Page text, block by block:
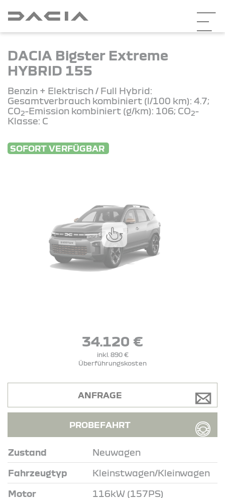
DACIA Bigster Extreme
HYBRID 155
Benzin + Elektrisch / Full Hybrid:
Gesamtverbrauch kombiniert (l/100 km): 4.7;
CO2-Emission kombiniert (g/km): 106; CO2-
Klasse: C
SOFORT VERFÜGBAR
34.120 €
inkl. 890 €
Überführungskosten
Zustand Neuwagen
Fahrzeugtyp Kleinstwagen/Kleinwagen
Motor 116kW (157PS)
ANFRAGE
PROBEFAHRT